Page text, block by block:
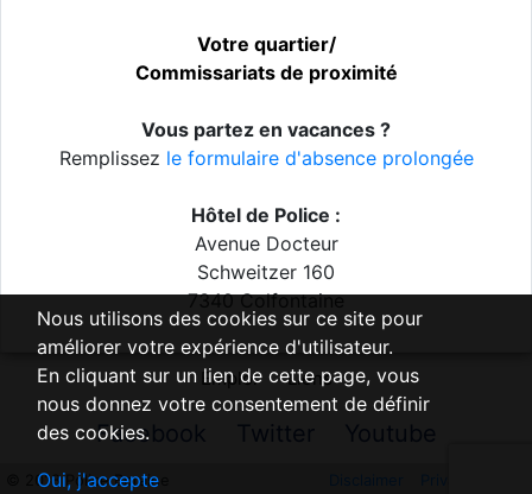
Votre quartier/
Commissariats de proximité
Vous partez en vacances ?
Remplissez le formulaire d'absence prolongée
Hôtel de Police :
Avenue Docteur
Schweitzer 160
7340 Colfontaine
Emploi Liens
Facebook Twitter Youtube
© 2018 Police Boraine
Nous utilisons des cookies sur ce site pour
améliorer votre expérience d'utilisateur.
En cliquant sur un lien de cette page, vous
nous donnez votre consentement de définir
des cookies.
Oui, j'accepte